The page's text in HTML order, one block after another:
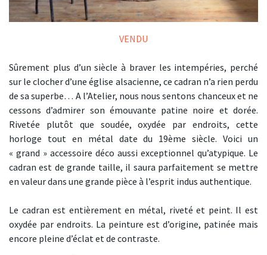
VENDU
Sûrement plus d’un siècle à braver les intempéries, perché
sur le clocher d’une église alsacienne, ce cadran n’a rien perdu
de sa superbe… A l’Atelier, nous nous sentons chanceux et ne
cessons d’admirer son émouvante patine noire et dorée.
Rivetée plutôt que soudée, oxydée par endroits, cette
horloge tout en métal date du 19ème siècle. Voici un
« grand » accessoire déco aussi exceptionnel qu’atypique. Le
cadran est de grande taille, il saura parfaitement se mettre
en valeur dans une grande pièce à l’esprit indus authentique.
Le cadran est entièrement en métal, riveté et peint. Il est
oxydée par endroits. La peinture est d’origine, patinée mais
encore pleine d’éclat et de contraste.